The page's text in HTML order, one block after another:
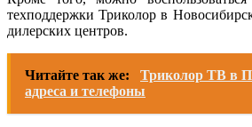
техподдержки Триколор в
дилерских центров.
Читайте так же:
Триколор ТВ в
адреса и телефоны